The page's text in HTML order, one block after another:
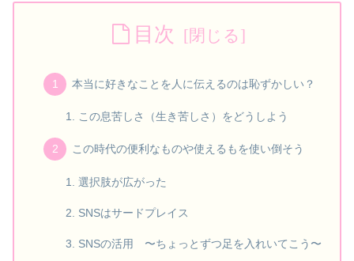
目次
本当に好きなことを人に伝えるのは恥ずかしい？
この息苦しさ（生き苦しさ）をどうしよう
この時代の便利なものや使えるもを使い倒そう
選択肢が広がった
SNSはサードプレイス
SNSの活用 〜ちょっとずつ足を入れいてこう〜